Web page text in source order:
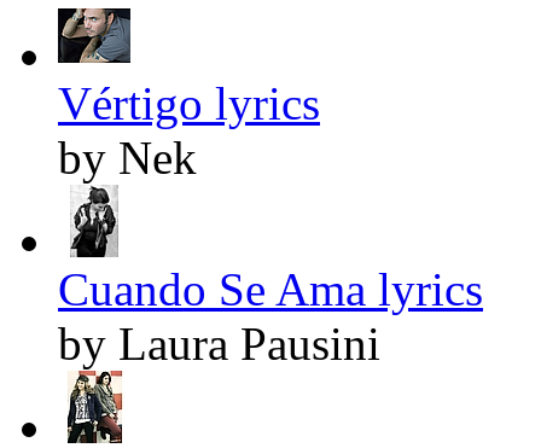
Vértigo lyrics
by Nek
Cuando Se Ama lyrics
by Laura Pausini